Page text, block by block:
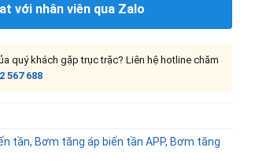
với nhân viên qua Zalo
quý khách gặp trục trặc? Liên hệ hotline chăm
567 688
tần, Bơm tăng áp biến tần APP, Bơm tăng